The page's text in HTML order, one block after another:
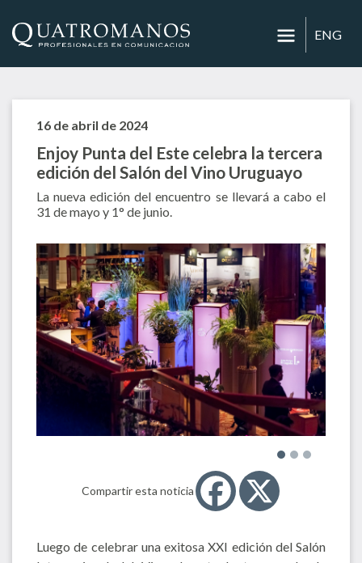
ENG
16 de abril de 2024
Enjoy Punta del Este celebra la tercera
edición del Salón del Vino Uruguayo
La nueva edición del encuentro se llevará a cabo el
31 de mayo y 1° de junio.
Compartir esta noticia
Luego de celebrar una exitosa XXI edición del Salón